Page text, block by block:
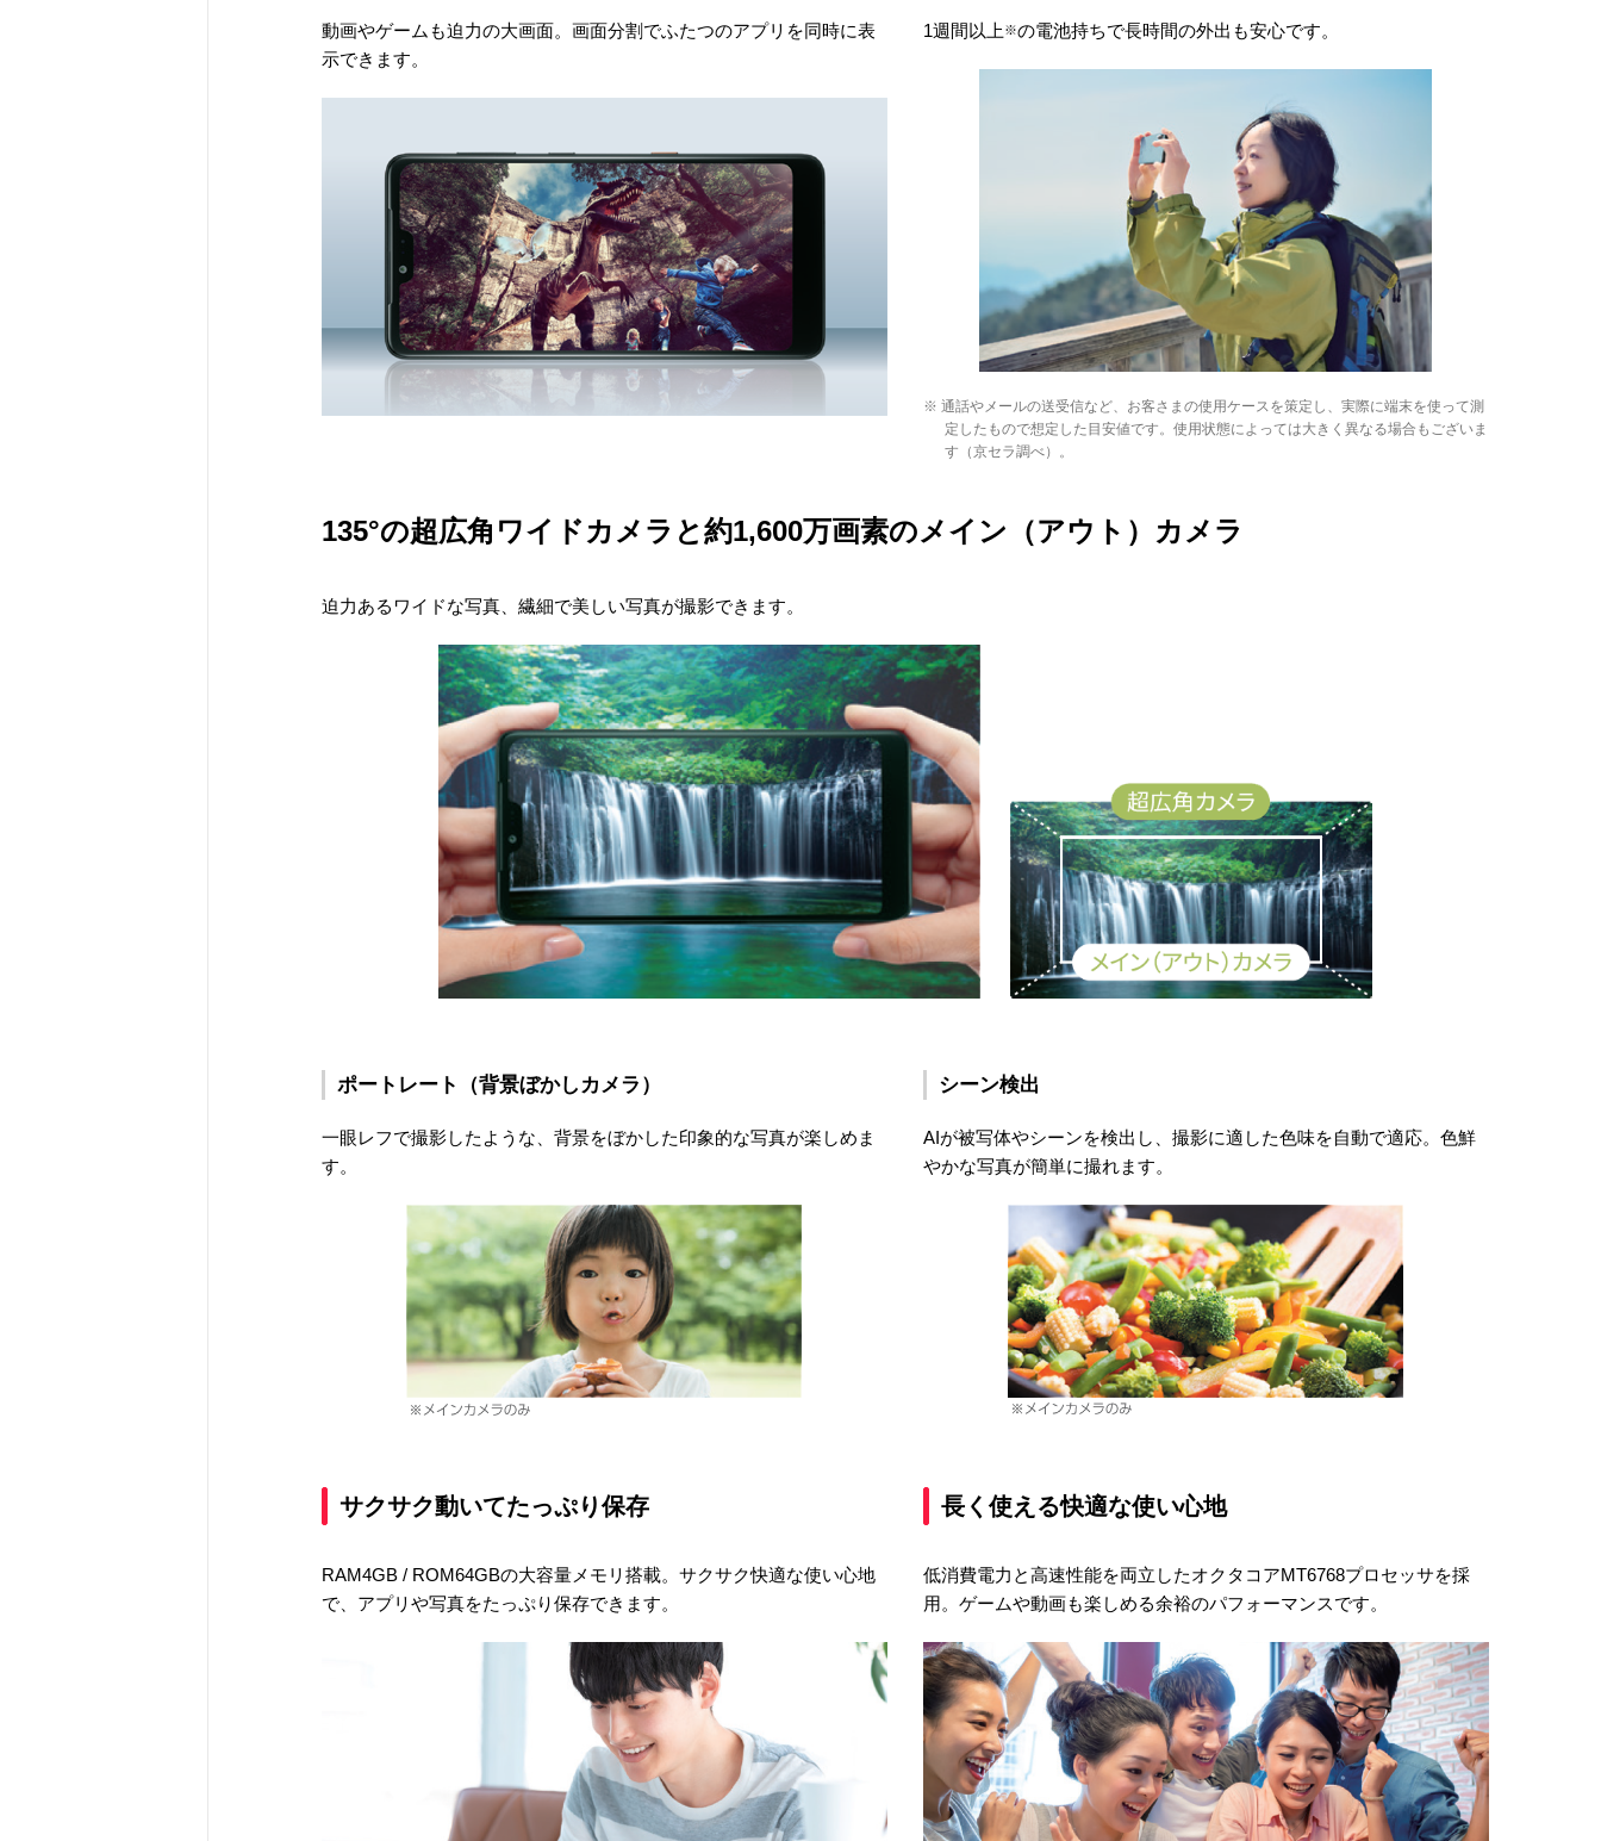
動画やゲームも迫力の大画面。画面分割でふたつのアプリを同時に表
示できます。
1週間以上 ※の電池持ちで長時間の外出も安心です。
※ 通話やメールの送受信など、お客さまの使用ケースを策定し、実際に端末を使って測
定したもので想定した目安値です。使用状態によっては大きく異なる場合もございま
す（京セラ調べ）。
135°の超広角ワイドカメラと約1,600万画素のメイン（アウト）カメラ
迫力あるワイドな写真、繊細で美しい写真が撮影できます。
ポートレート（背景ぼかしカメラ）
一眼レフで撮影したような、背景をぼかした印象的な写真が楽しめま
す。
シーン検出
AIが被写体やシーンを検出し、撮影に適した色味を自動で適応。色鮮
やかな写真が簡単に撮れます。
サクサク動いてたっぷり保存
RAM4GB / ROM64GBの大容量メモリ搭載。サクサク快適な使い心地
で、アプリや写真をたっぷり保存できます。
長く使える快適な使い心地
低消費電力と高速性能を両立したオクタコアMT6768プロセッサを採
用。ゲームや動画も楽しめる余裕のパフォーマンスです。